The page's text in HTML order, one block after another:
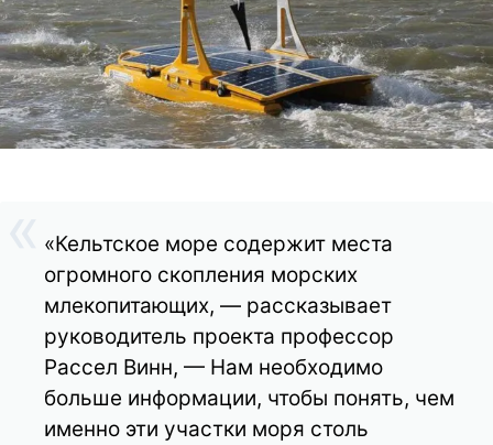
«Кельтское море содержит места
огромного скопления морских
млекопитающих, — рассказывает
руководитель проекта профессор
Рассел Винн, — Нам необходимо
больше информации, чтобы понять, чем
именно эти участки моря столь